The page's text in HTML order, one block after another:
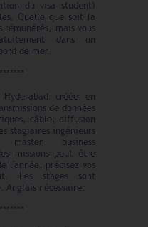
du visa student)
Quelle que soit la
rémunérés, mais vous
dans un
de mer.
créée en
de données
câble, diffusion
stagiaires ingénieurs
business
missions peut être
l'année, précisez vos
Les stages sont
Anglais nécessaire.